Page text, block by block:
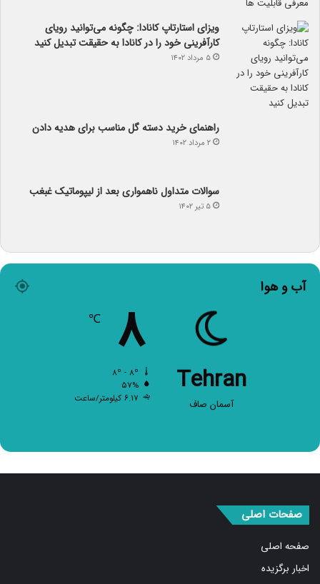
ویزای استارتاپ کانادا: چگونه می‌توانید رویای
کارآفرینی خود را در کانادا به حقیقت تبدیل کنید
۵ مرداد ۱۴۰۲
راهنمای خرید دسته گل مناسب برای هدیه دادن
۲ مرداد ۱۴۰۲
سوالات متداول ناهمواری بعد از لیپوماتیک غبغب
۵ تیر ۱۴۰۲
آب و هوا
Tehran
آسمان صاف
۸
۵۷%
۶.۱۷ کیلومتر/ساعت
صفحه اصلی
اخبار برگزیده
سیاسی